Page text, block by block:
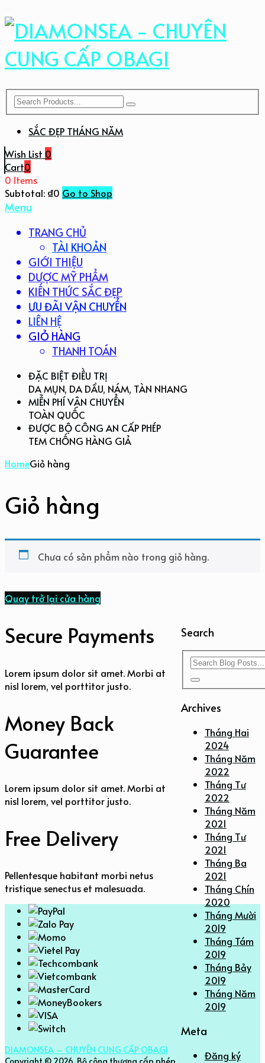
SẮC ĐẸP THÁNG NĂM
Wish List 0
Cart0
0 Items
Subtotal: ₫0 Go to Shop
Menu
TRANG CHỦ
TÀI KHOẢN
GIỚI THIỆU
DƯỢC MỸ PHẨM
KIẾN THỨC SẮC ĐẸP
ƯU ĐÃI VẬN CHUYỂN
LIÊN HỆ
GIỎ HÀNG
THANH TOÁN
ĐẶC BIỆT ĐIỀU TRỊ
DA MỤN, DA DẦU, NÁM, TÀN NHANG
MIỄN PHÍ VẬN CHUYỂN
TOÀN QUỐC
ĐƯỢC BỘ CÔNG AN CẤP PHÉP
TEM CHỐNG HÀNG GIẢ
HomeGiỏ hàng
Giỏ hàng
Chưa có sản phẩm nào trong giỏ hàng.
Quay trở lại cửa hàng
Search
Archives
Tháng Hai
2024
Tháng Năm
2022
Tháng Tư
2022
Tháng Năm
2021
Tháng Tư
2021
Tháng Ba
2021
Tháng Chín
2020
Tháng Mười
2019
Tháng Tám
2019
Tháng Bảy
2019
Tháng Năm
2019
Meta
Đăng ký
Secure Payments
Lorem ipsum dolor sit amet. Morbi at
nisl lorem, vel porttitor justo.
Money Back
Guarantee
Lorem ipsum dolor sit amet. Morbi at
nisl lorem, vel porttitor justo.
Free Delivery
Pellentesque habitant morbi netus
tristique senectus et malesuada.
DIAMONSEA – CHUYÊN CUNG CẤP OBAGI